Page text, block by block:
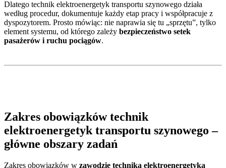
Dlatego technik elektroenergetyk transportu szynowego działa
według procedur, dokumentuje każdy etap pracy i współpracuje z
dyspozytorem. Prosto mówiąc: nie naprawia się tu „sprzętu”, tylko
element systemu, od którego zależy bezpieczeństwo setek
pasażerów i ruchu pociągów.
Zakres obowiązków technik
elektroenergetyk transportu szynowego –
główne obszary zadań
Zakres obowiązków w zawodzie technika elektroenergetyka